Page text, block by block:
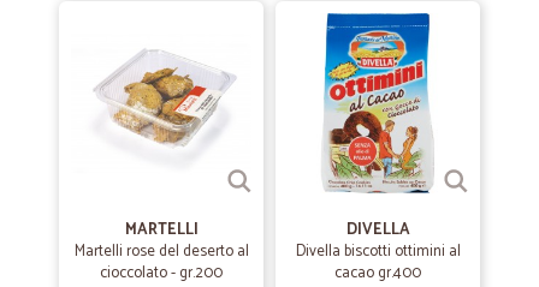
MARTELLI
Martelli rose del deserto al
cioccolato - gr.200
DIVELLA
Divella biscotti ottimini al
cacao gr.400